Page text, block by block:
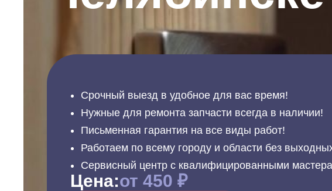
Срочный выезд в удобное для вас время!
Нужные для ремонта запчасти всегда в наличии!
Письменная гарантия на все виды работ!
Работаем по всему городу и области без
Сервисный центр с квалифицированными
Цена:от 450 ₽